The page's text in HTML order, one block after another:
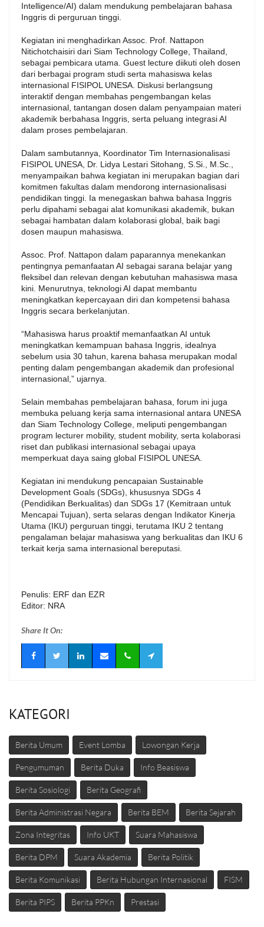
Intelligence/AI) dalam mendukung pembelajaran bahasa
Inggris di perguruan tinggi.
Kegiatan ini menghadirkan Assoc. Prof. Nattapon
Nitichotchaisiri dari Siam Technology College, Thailand,
sebagai pembicara utama. Guest lecture diikuti oleh dosen
dari berbagai program studi serta mahasiswa kelas
internasional FISIPOL UNESA. Diskusi berlangsung
interaktif dengan membahas pengembangan kelas
internasional, tantangan dosen dalam penyampaian materi
akademik berbahasa Inggris, serta peluang integrasi AI
dalam proses pembelajaran.
Dalam sambutannya, Koordinator Tim Internasionalisasi
FISIPOL UNESA, Dr. Lidya Lestari Sitohang, S.Si., M.Sc.,
menyampaikan bahwa kegiatan ini merupakan bagian dari
komitmen fakultas dalam mendorong internasionalisasi
pendidikan tinggi. Ia menegaskan bahwa bahasa Inggris
perlu dipahami sebagai alat komunikasi akademik, bukan
sebagai hambatan dalam kolaborasi global, baik bagi
dosen maupun mahasiswa.
Assoc. Prof. Nattapon dalam paparannya menekankan
pentingnya pemanfaatan AI sebagai sarana belajar yang
fleksibel dan relevan dengan kebutuhan mahasiswa masa
kini. Menurutnya, teknologi AI dapat membantu
meningkatkan kepercayaan diri dan kompetensi bahasa
Inggris secara berkelanjutan.
“Mahasiswa harus proaktif memanfaatkan AI untuk
meningkatkan kemampuan bahasa Inggris, idealnya
sebelum usia 30 tahun, karena bahasa merupakan modal
penting dalam pengembangan akademik dan profesional
internasional,” ujarnya.
Selain membahas pembelajaran bahasa, forum ini juga
membuka peluang kerja sama internasional antara UNESA
dan Siam Technology College, meliputi pengembangan
program lecturer mobility, student mobility, serta kolaborasi
riset dan publikasi internasional sebagai upaya
memperkuat daya saing global FISIPOL UNESA.
Kegiatan ini mendukung pencapaian Sustainable
Development Goals (SDGs), khususnya SDGs 4
(Pendidikan Berkualitas) dan SDGs 17 (Kemitraan untuk
Mencapai Tujuan), serta selaras dengan Indikator Kinerja
Utama (IKU) perguruan tinggi, terutama IKU 2 tentang
pengalaman belajar mahasiswa yang berkualitas dan IKU 6
terkait kerja sama internasional bereputasi.
Penulis: ERF dan EZR
Editor: NRA
Share It On:
KATEGORI
Berita Umum Event Lomba Lowongan Kerja
Pengumuman Berita Duka Info Beasiswa
Berita Sosiologi Berita Geografi
Berita Administrasi Negara Berita BEM Berita Sejarah
Zona Integritas Info UKT Suara Mahasiswa
Berita DPM Suara Akademia Berita Politik
Berita Komunikasi Berita Hubungan Internasional FISM
Berita PIPS Berita PPKn Prestasi